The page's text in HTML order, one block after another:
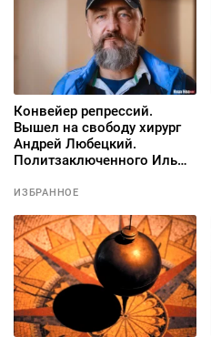
Конвейер репрессий.
Вышел на свободу хирург
Андрей Любецкий.
Политзаключенного Илью
ШИЗО
ИЗБРАННОЕ